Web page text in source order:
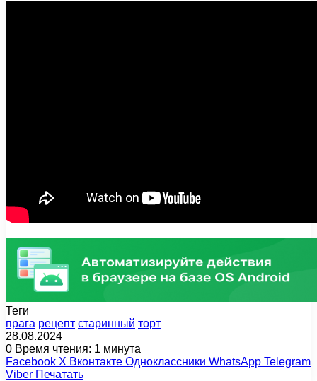
Теги
прага рецепт старинный торт
28.08.2024
0 Время чтения: 1 минута
Facebook X Вконтакте Одноклассники WhatsApp Telegram
Viber Печатать